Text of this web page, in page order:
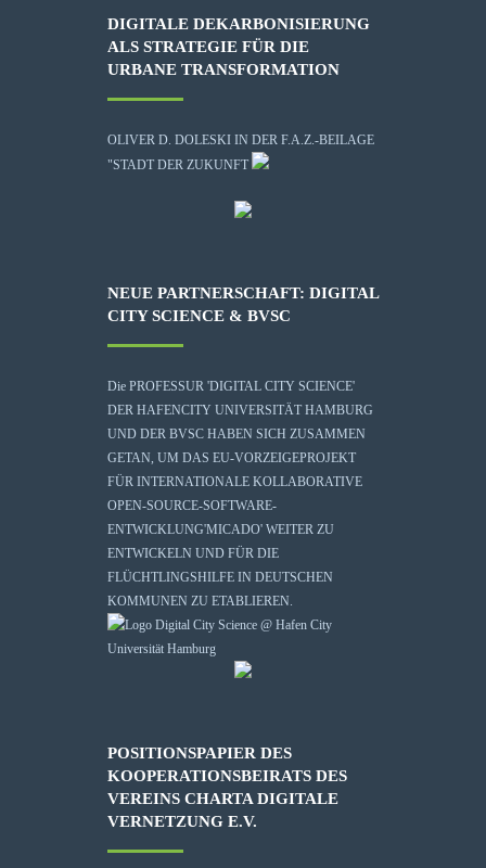
DIGITALE DEKARBONISIERUNG
ALS STRATEGIE FÜR DIE
URBANE TRANSFORMATION
OLIVER D. DOLESKI IN DER F.A.Z.-BEILAGE
"STADT DER ZUKUNFT
NEUE PARTNERSCHAFT: DIGITAL
CITY SCIENCE & BVSC
Die PROFESSUR 'DIGITAL CITY SCIENCE'
DER HAFENCITY UNIVERSITÄT HAMBURG
UND DER BVSC HABEN SICH ZUSAMMEN
GETAN, UM DAS EU-VORZEIGEPROJEKT
FÜR INTERNATIONALE KOLLABORATIVE
OPEN-SOURCE-SOFTWARE-
ENTWICKLUNG'MICADO' WEITER ZU
ENTWICKELN UND FÜR DIE
FLÜCHTLINGSHILFE IN DEUTSCHEN
KOMMUNEN ZU ETABLIEREN.
POSITIONSPAPIER DES
KOOPERATIONSBEIRATS DES
VEREINS CHARTA DIGITALE
VERNETZUNG E.V.